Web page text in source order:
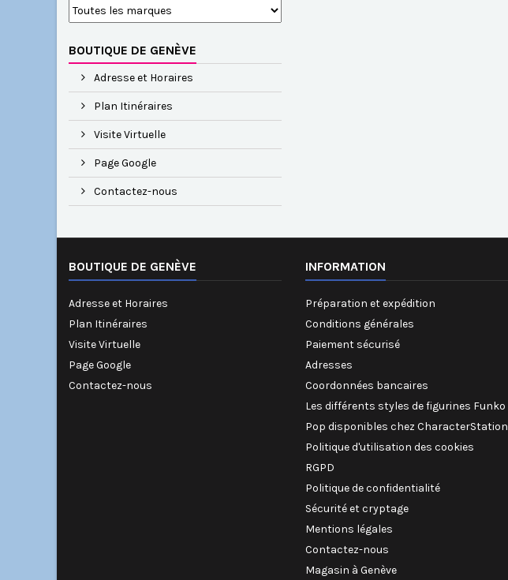
BOUTIQUE DE GENÈVE
Adresse et Horaires
Plan Itinéraires
Visite Virtuelle
Page Google
Contactez-nous
BOUTIQUE DE GENÈVE
Adresse et Horaires
Plan Itinéraires
Visite Virtuelle
Page Google
Contactez-nous
INFORMATION
Préparation et expédition
Conditions générales
Paiement sécurisé
Adresses
Coordonnées bancaires
Les différents styles de figurines Funko
Pop disponibles chez CharacterStation
Politique d'utilisation des cookies
RGPD
Politique de confidentialité
Sécurité et cryptage
Mentions légales
Contactez-nous
Magasin à Genève